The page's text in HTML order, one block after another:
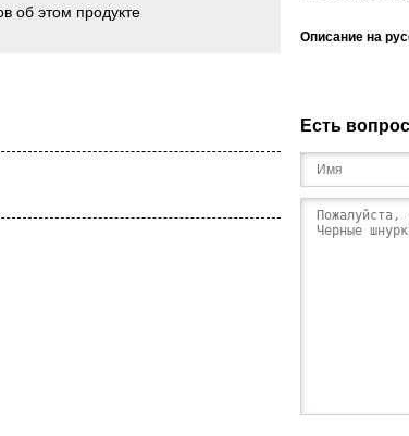
об этом продукте
Описание на
Есть